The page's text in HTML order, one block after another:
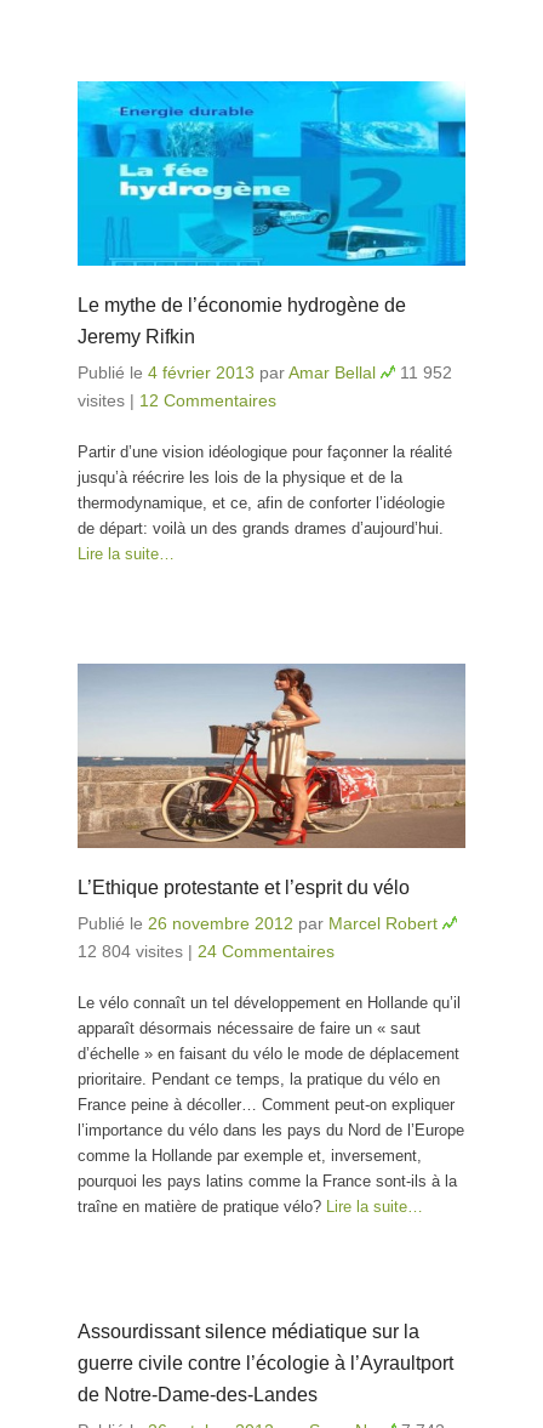
Le mythe de l’économie hydrogène de
Jeremy Rifkin
Publié le 4 février 2013 parAmar Bellal
11 952
visites | 12 Commentaires
Partir d’une vision idéologique pour façonner la réalité
jusqu’à réécrire les lois de la physique et de la
thermodynamique, et ce, afin de conforter l’idéologie
de départ: voilà un des grands drames d’aujourd’hui.
Lire la suite…
L’Ethique protestante et l’esprit du vélo
Publié le 26 novembre 2012 par Marcel Robert
12 804 visites | 24 Commentaires
Le vélo connaît un tel développement en Hollande qu’il
apparaît désormais nécessaire de faire un « saut
d’échelle » en faisant du vélo le mode de déplacement
prioritaire. Pendant ce temps, la pratique du vélo en
France peine à décoller… Comment peut-on expliquer
l’importance du vélo dans les pays du Nord de l’Europe
comme la Hollande par exemple et, inversement,
pourquoi les pays latins comme la France sont-ils à la
traîne en matière de pratique vélo? Lire la suite…
Assourdissant silence médiatique sur la
guerre civile contre l’écologie à l’Ayraultport
de Notre-Dame-des-Landes